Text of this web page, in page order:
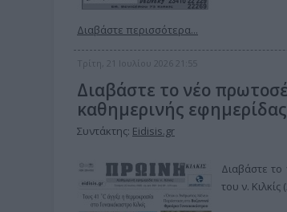
Διαβάστε περισσότερα...
Τρίτη, 21 Ιουλίου 2026 21:55
Διαβάστε το νέο
καθημερινής
Συντάκτης: Eidisis.gr
Διαβάστε το
του ν. Κιλκίς